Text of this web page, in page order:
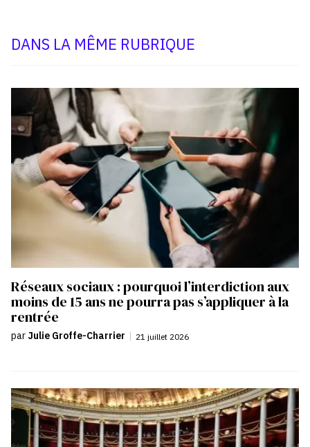
DANS LA MÊME RUBRIQUE
Réseaux sociaux : pourquoi l’interdiction aux
moins de 15 ans ne pourra pas s’appliquer à la
rentrée
par Julie Groffe-Charrier | 21 juillet 2026